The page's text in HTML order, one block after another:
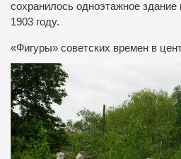
сохранилось одноэтажное
1903 году.
«Фигуры» советских времен в